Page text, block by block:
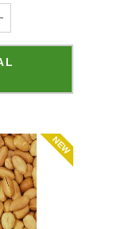
NEW